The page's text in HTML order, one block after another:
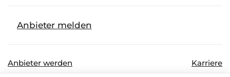
Anbieter melden
Anbieter werden Karriere